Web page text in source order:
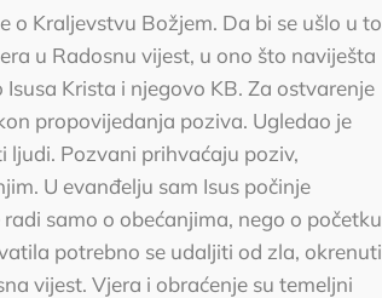
o Kraljevstvu Božjem. Da bi se ušlo u to
u Radosnu vijest, u ono što naviješta
Krista i njegovo KB. Za ostvarenje
propovijedanja poziva. Ugledao je
ljudi. Pozvani prihvaćaju poziv,
U evanđelju sam Isus počinje
samo o obećanjima, nego o početku
potrebno se udaljiti od zla, okrenuti
vijest. Vjera i obraćenje su temeljni